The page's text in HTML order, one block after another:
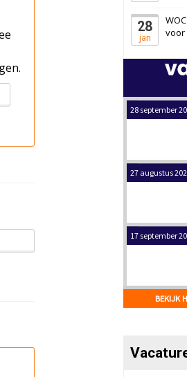
28
jan
voor
22 september
17 september
17 september
BEKIJK